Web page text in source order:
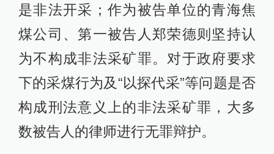
是非法开采；作为被告单位的青海焦
煤公司、第一被告人郑荣德则坚持认
为不构成非法采矿罪。对于政府要求
下的采煤行为及“以探代采”等问题是否
构成刑法意义上的非法采矿罪，大多
数被告人的律师进行无罪辩护。